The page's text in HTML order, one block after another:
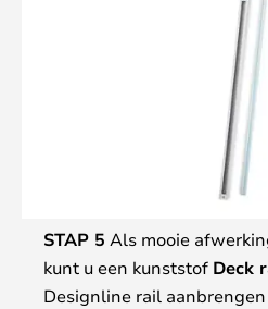
STAP 5 Als mooie
kunt u een kunststof Deck
Designline rail